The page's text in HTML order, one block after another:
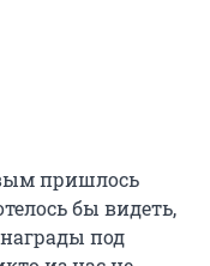
пришлось
бы видеть,
под